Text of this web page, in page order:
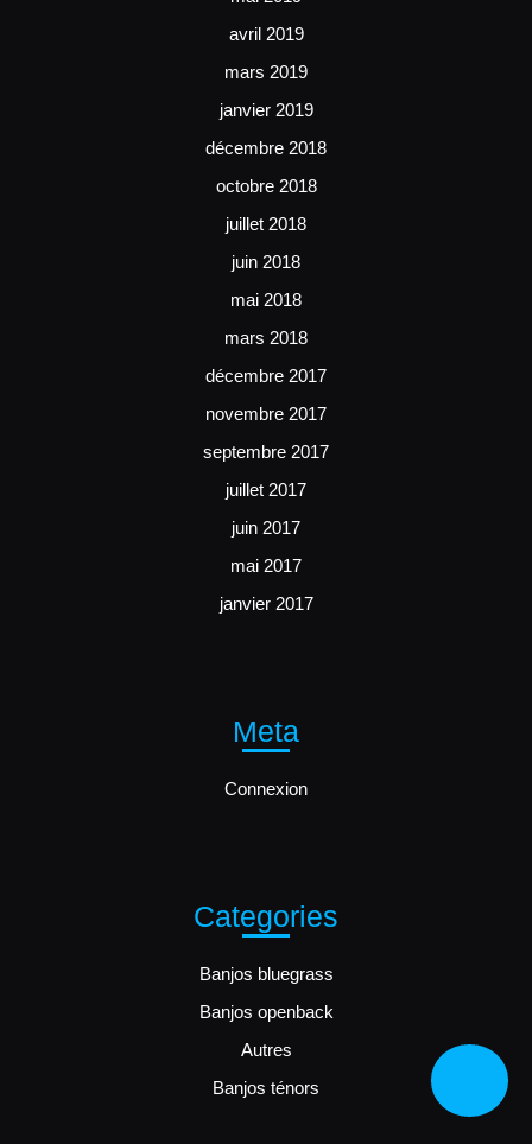
to
avril 2019
mars 2019
janvier 2019
décembre 2018
octobre 2018
juillet 2018
juin 2018
mai 2018
mars 2018
décembre 2017
novembre 2017
septembre 2017
juillet 2017
juin 2017
mai 2017
janvier 2017
Meta
Connexion
Categories
Banjos bluegrass
Banjos openback
Autres
Banjos ténors